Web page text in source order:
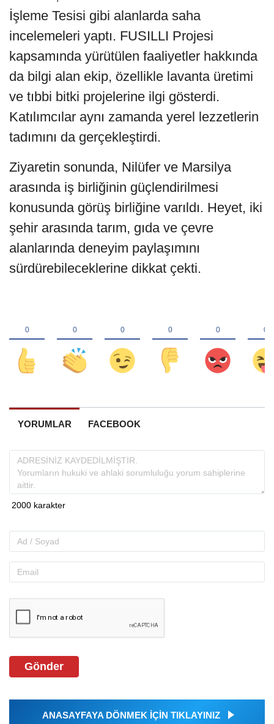
İşleme Tesisi gibi alanlarda saha
incelemeleri yaptı. FUSILLI Projesi
kapsamında yürütülen faaliyetler hakkında
da bilgi alan ekip, özellikle lavanta üretimi
ve tıbbi bitki projelerine ilgi gösterdi.
Katılımcılar aynı zamanda yerel lezzetlerin
tadımını da gerçekleştirdi.
Ziyaretin sonunda, Nilüfer ve Marsilya
arasında iş birliğinin güçlendirilmesi
konusunda görüş birliğine varıldı. Heyet, iki
şehir arasında tarım, gıda ve çevre
alanlarında deneyim paylaşımını
sürdürebileceklerine dikkat çekti.
YORUMLAR FACEBOOK
Gönder
ANASAYFAYA DÖNMEK İÇİN TIKLAYINIZ